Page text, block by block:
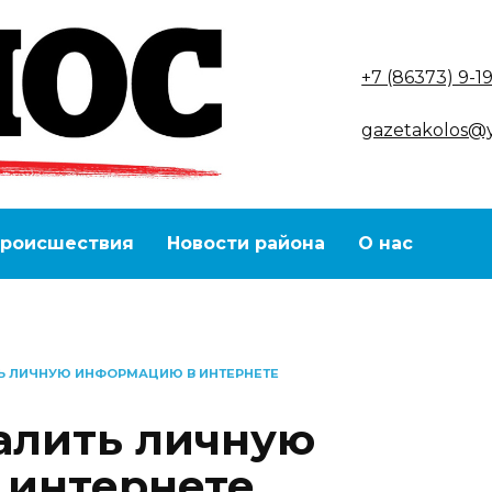
+7 (86373) 9-
Новости района О нас
ЛИЧНУЮ ИНФОРМАЦИЮ В ИНТЕРНЕТЕ
личную